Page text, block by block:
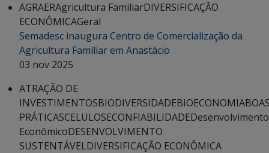
AGRAERAgricultura FamiliarDIVERSIFICAÇÃO
ECONÔMICAGeral
Semadesc inaugura Centro de Comercialização da
Agricultura Familiar em Anastácio
03 nov 2025
ATRAÇÃO DE
INVESTIMENTOSBIODIVERSIDADEBIOECONOMIA
PRÁTICASCELULOSECONFIABILIDADEDesenvolvimento
EconômicoDESENVOLVIMENTO
SUSTENTÁVELDIVERSIFICAÇÃO ECONÔMICA